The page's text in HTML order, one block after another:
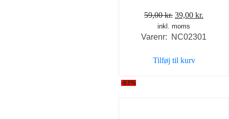
59,00kr. Den
oprindelige
pris
59,00 kr..
39,00 kr.
pris
inkl. moms
Varenr: NC02301
Tilføj til kurv
-63%